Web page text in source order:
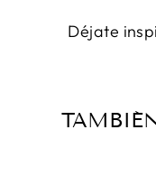
Déjate